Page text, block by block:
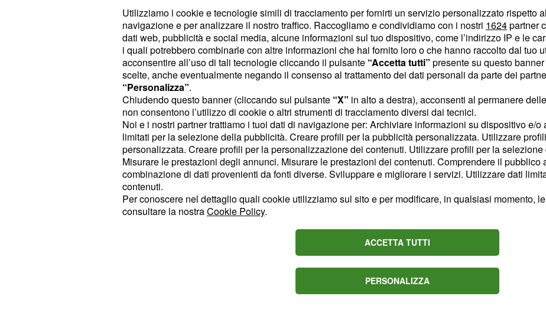
Grande Fratello Vip, Tommaso spera
sia ancora amore tra Andrea e Giulia
De Lellis
A proposito della coppia composta da Andrea Damante e
Giulia De Lellis: proprio nel corso delle ultime ore Tommaso
è tornato a parlarne nella casa più spiata d'Italia.
Durante una chiacchierata con Andrea Zelletta, Zorzi ha
ammesso di sperare che la love story tra Andrea e Giulia
stia proseguendo, dato che lo scorso settembre (prima che
iniziasse il reality show) i due facevano ancora coppia fissa.
Peccato, però, che le cose siano un po' cambiate nel corso
di questi mesi: i "Damellis" hanno entrambi voltato pagina
Nuovi amore per Giulia e Andrea ma
Utilizziamo i cookie e tecnologie simili di tracciamento per fornirti un servizio personalizzato rispetto
navigazione e per analizzare il nostro traffico. Raccogliamo e condividiamo con i nostri 1624partner
dati web, pubblicità e social media, alcune informazioni sul tuo dispositivo, come l’indirizzo IP e le
i quali potrebbero combinarle con altre informazioni che hai fornito loro o che hanno raccolto dal tuo
acconsentire all’uso di tali tecnologie cliccando il pulsante “Accetta tutti” presente su questo
scelte, anche eventualmente negando il consenso al trattamento dei dati personali da parte dei
“Personalizza”.
Chiudendo questo banner (cliccando sul pulsante “X” in alto a destra), acconsenti al permanere
non consentono l’utilizzo di cookie o altri strumenti di tracciamento diversi dai tecnici.
Noi e i nostri partner trattiamo i tuoi dati di navigazione per: Archiviare informazioni su dispositivo e/
limitati per la selezione della pubblicità. Creare profili per la pubblicità personalizzata. Utilizzare
personalizzata. Creare profili per la personalizzazione dei contenuti. Utilizzare profili per la
Misurare le prestazioni degli annunci. Misurare le prestazioni dei contenuti. Comprendere il pubblico
combinazione di dati provenienti da fonti diverse. Sviluppare e migliorare i servizi. Utilizzare dati
contenuti.
Per conoscere nel dettaglio quali cookie utilizziamo sul sito e per modificare, in qualsiasi momento,
consultare la nostraCookie Policy.
ACCETTA TUTTI
PERSONALIZZA